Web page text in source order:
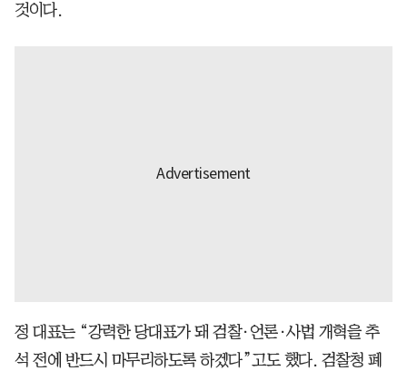
것이다.
정 대표는 “강력한 당대표가 돼 검찰·언론·사법 개혁을 추
석 전에 반드시 마무리하도록 하겠다”고도 했다. 검찰청 폐